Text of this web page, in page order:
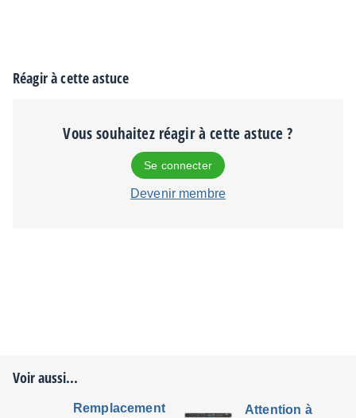
Réagir à cette astuce
Vous souhaitez réagir à cette astuce ?
Se connecter
Devenir membre
Voir aussi...
Remplacement
Attention à